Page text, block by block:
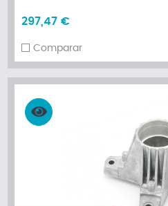
297,47 €
Comparar